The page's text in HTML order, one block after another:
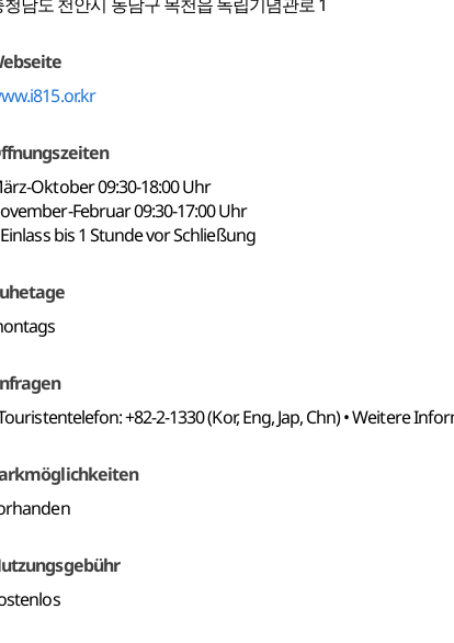
Oktober 09:30-18:00 Uhr
Februar 09:30-17:00 Uhr
bis 1 Stunde vor Schließung
+82-2-1330 (Kor, Eng, Jap, Chn) • Weitere